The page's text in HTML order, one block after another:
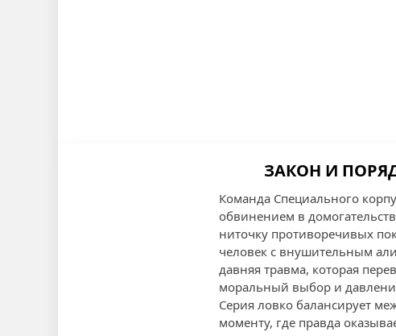
ЗАКОН И
Команда Специального
обвинением в
ниточку противоречивых
человек с внушительным
давняя травма, которая
моральный выбор и
Серия ловко балансирует
моменту, где правда